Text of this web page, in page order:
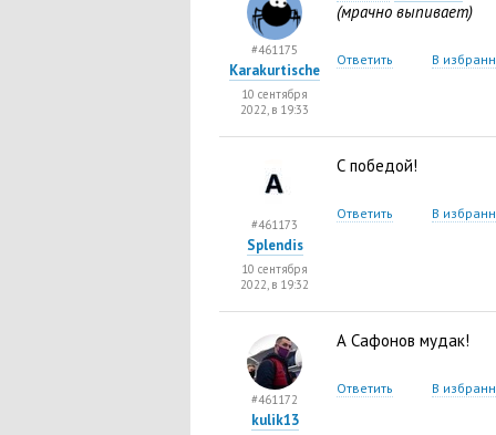
(мрачно выпивает)
Ответить В
#461175
Karakurtische
10 сентября
2022, в 19:33
С победой!
Ответить В
#461173
Splendis
10 сентября
2022, в 19:32
А Сафонов мудак!
Ответить В
#461172
kulik13